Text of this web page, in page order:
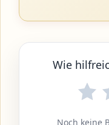
Wie
Noch keine